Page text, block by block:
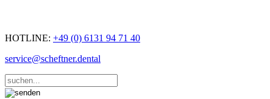
HOTLINE: +49 (0) 6131 94 71 40
service@scheftner.dental